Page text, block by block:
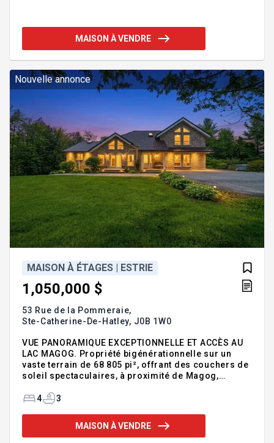
bénéficiant d'un droit acquis. Situé dans un cul-de-
sac, ce domaine intime se prête à de nombreux
Magog. Addenda :Inclusions :Voir Annexe A1E
MAISON À VENDRE
Nouvelle annonce
MAISON À ÉTAGES | ESTRIE
1,050,000 $
53 Rue de la Pommeraie,
Ste-Catherine-De-Hatley, J0B 1W0
VUE PANORAMIQUE EXCEPTIONNELLE ET ACCÈS AU
LAC MAGOG. Propriété bigénérationnelle sur un
vaste terrain de 68 805 pi², offrant des couchers de
soleil spectaculaires, à proximité de Magog,
profondeur en 2003 et bonifiée depuis, elle offre
abondante. Suite principale avec deux walk-in, salle
de bain complète et balcon privé. Rez-de-jardin
4 3
MAISON À VENDRE